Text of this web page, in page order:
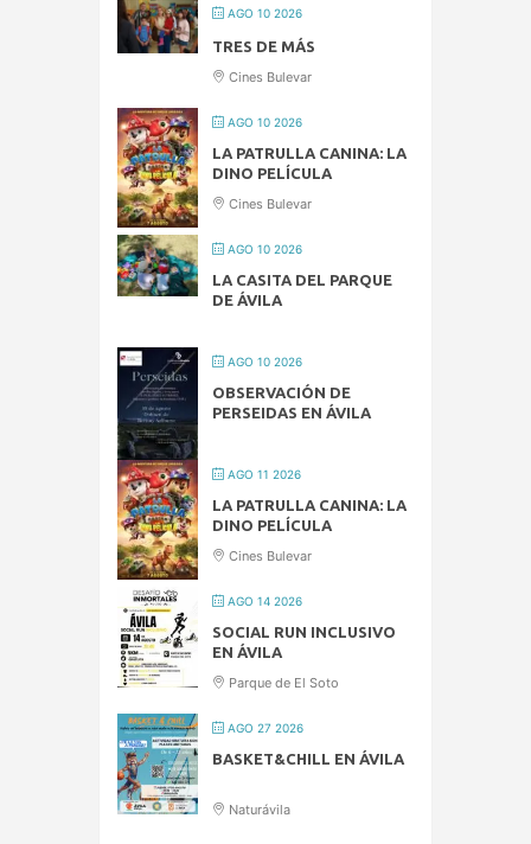
AGO 10 2026
TRES DE MÁS
Cines Bulevar
AGO 10 2026
LA PATRULLA CANINA: LA
DINO PELÍCULA
Cines Bulevar
AGO 10 2026
LA CASITA DEL PARQUE
DE ÁVILA
AGO 10 2026
OBSERVACIÓN DE
PERSEIDAS EN ÁVILA
AGO 11 2026
LA PATRULLA CANINA: LA
DINO PELÍCULA
Cines Bulevar
AGO 14 2026
SOCIAL RUN INCLUSIVO
EN ÁVILA
Parque de El Soto
AGO 27 2026
BASKET&CHILL EN ÁVILA
Naturávila